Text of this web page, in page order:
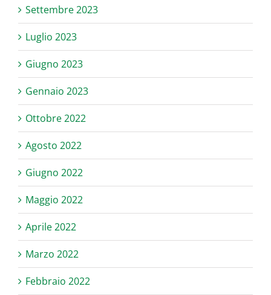
Settembre 2023
Luglio 2023
Giugno 2023
Gennaio 2023
Ottobre 2022
Agosto 2022
Giugno 2022
Maggio 2022
Aprile 2022
Marzo 2022
Febbraio 2022